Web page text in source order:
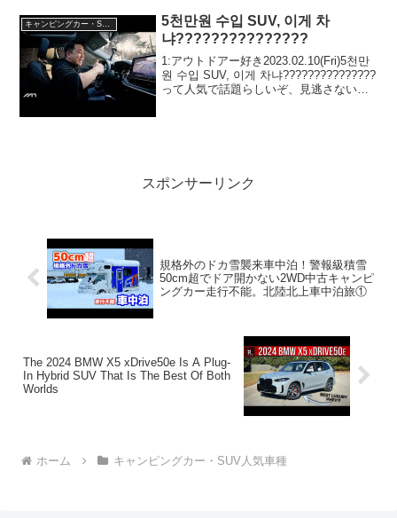
2020.03.20(Fri)This movi...
5천만원 수입 SUV, 이게 차
냐???????????????
1:アウトドアー好き2023.02.10(Fri)5천만
원 수입 SUV, 이게 차냐???????????????
って人気で話題らしいぞ、見逃さない
スポンサーリンク
規格外のドカ雪襲来車中泊！警報級積雪
50cm超でドア開かない2WD中古キャンピ
ングカー走行不能。北陸北上車中泊旅①
The 2024 BMW X5 xDrive50e Is A Plug-
In Hybrid SUV That Is The Best Of Both
Worlds
ホーム キャンピングカー・SUV人気車種